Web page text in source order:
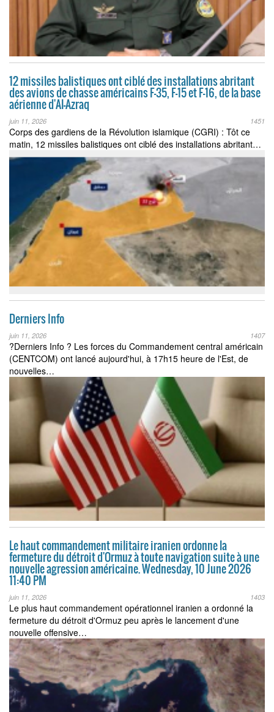
12 missiles balistiques ont ciblé des installations abritant
des avions de chasse américains F-35, F-15 et F-16, de la base
aérienne d'Al-Azraq
juin 11, 2026 1451
Corps des gardiens de la Révolution islamique (CGRI) : Tôt ce
matin, 12 missiles balistiques ont ciblé des installations abritant…
Derniers Info
juin 11, 2026 1407
?Derniers Info ? Les forces du Commandement central américain
(CENTCOM) ont lancé aujourd'hui, à 17h15 heure de l'Est, de
nouvelles…
Le haut commandement militaire iranien ordonne la
fermeture du détroit d'Ormuz à toute navigation suite à une
nouvelle agression américaine. Wednesday, 10 June 2026
11:40 PM
juin 11, 2026 1403
Le plus haut commandement opérationnel iranien a ordonné la
fermeture du détroit d'Ormuz peu après le lancement d'une
nouvelle offensive…